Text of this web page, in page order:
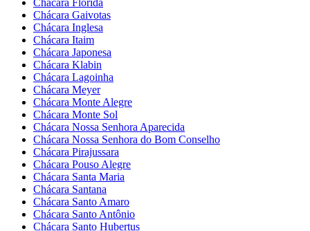
Chácara Gaivotas
Chácara Inglesa
Chácara Itaim
Chácara Japonesa
Chácara Klabin
Chácara Lagoinha
Chácara Meyer
Chácara Monte Alegre
Chácara Monte Sol
Chácara Nossa Senhora Aparecida
Chácara Nossa Senhora do Bom Conselho
Chácara Pirajussara
Chácara Pouso Alegre
Chácara Santa Maria
Chácara Santana
Chácara Santo Amaro
Chácara Santo Antônio
Chácara Santo Hubertus